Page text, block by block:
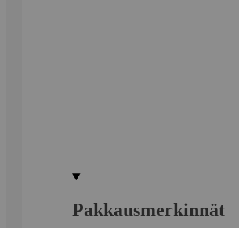
Pakkausmerkinnät